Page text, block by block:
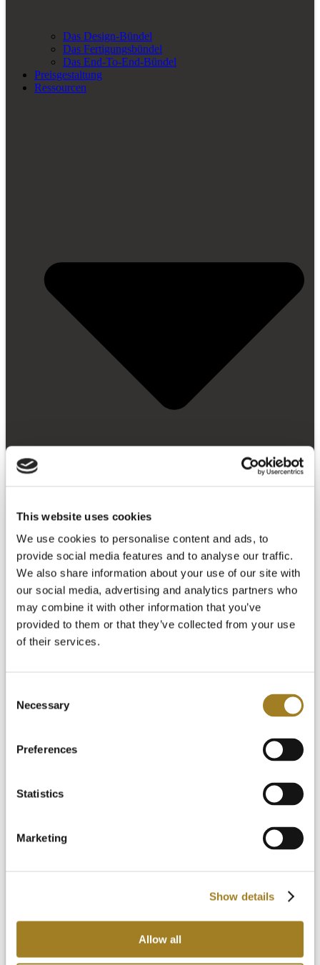
This website uses cookies
We use cookies to personalise content and ads, to
provide social media features and to analyse our traffic.
We also share information about your use of our site with
our social media, advertising and analytics partners who
may combine it with other information that you’ve
provided to them or that they’ve collected from your use
of their services.
Selection
Necessary
Preferences
Statistics
Marketing
Show details
Allow all
Das Design-Bündel
Das Fertigungsbündel
Das End-To-End-Bündel
Preisgestaltung
Ressourcen
Erste Schritte
Video Bibliothek
FAQ
Nachrichten & Blog
Kostenlose Testversion
Anmeldung